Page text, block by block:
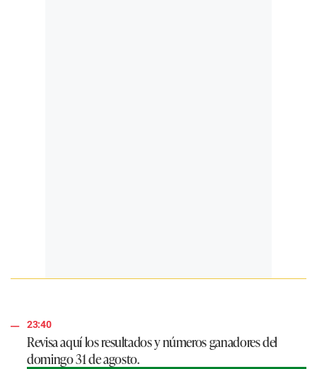
23:40
Revisa aquí los resultados y números ganadores del
domingo 31 de agosto.